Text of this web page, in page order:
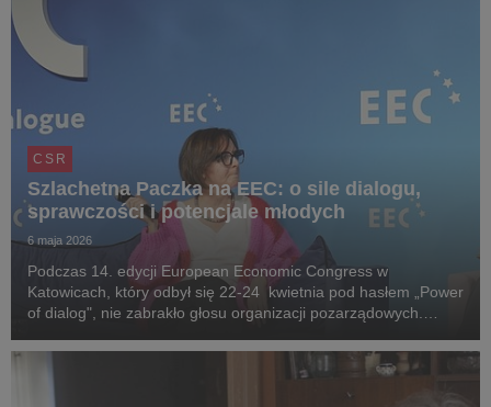
CSR
Szlachetna Paczka na EEC: o sile dialogu,
sprawczości i potencjale młodych
6 maja 2026
Podczas 14. edycji European Economic Congress w
Katowicach, który odbył się 22-24 kwietnia pod hasłem „Power
of dialog", nie zabrakło głosu organizacji pozarządowych.
Stowarzyszenia WIOSNA, która w formule EEC Tal...